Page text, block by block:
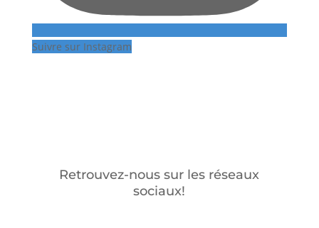
Suivre sur Instagram
Retrouvez-nous sur les réseaux
sociaux!